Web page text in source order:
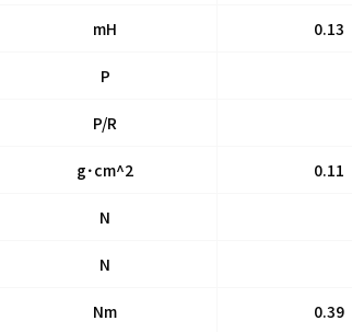
mH 0.13
P
P/R
g･cm^2 0.11
N
N
Nm 0.39